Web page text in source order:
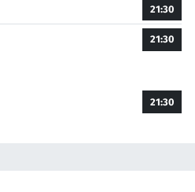
21:30
21:30
21:30